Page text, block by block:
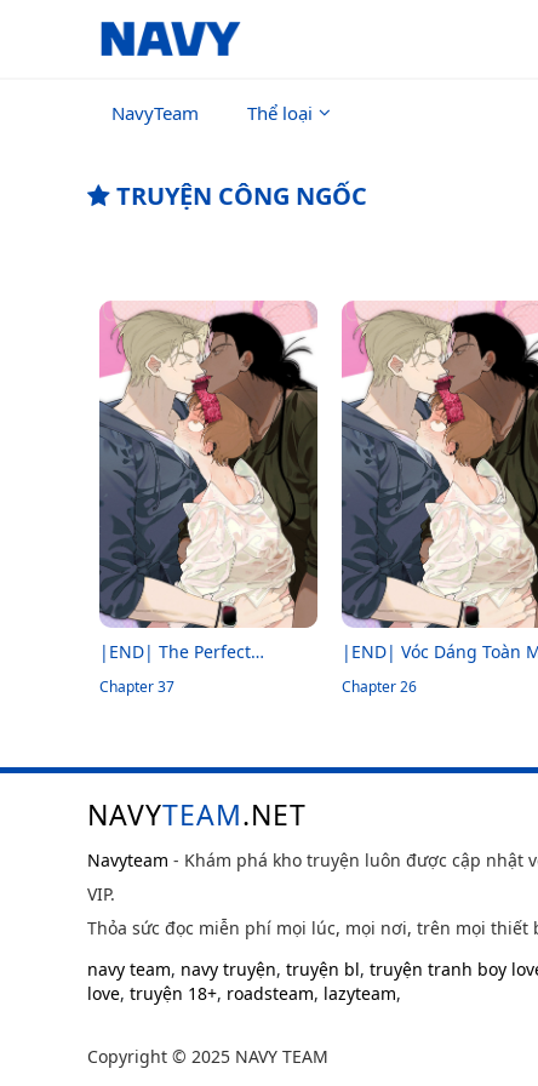
NavyTeam Thể loại
TRUYỆN CÔNG NGỐC
|END| The Perfect
Triangle
Chapter 37
|END| Vóc Dáng Toàn
Chapter 26
NAVYTEAM.NET
Navyteam - Khám phá kho truyện luôn được cập nhật
VIP.
Thỏa sức đọc miễn phí mọi lúc, mọi nơi, trên mọi thiết
navy team, navy truyện, truyện bl, truyện tranh boy
love, truyện 18+, roadsteam, lazyteam,
Copyright © 2025 NAVY TEAM